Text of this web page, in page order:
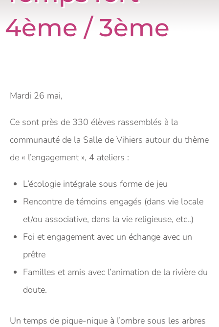
4ème / 3ème
Mardi 26 mai,
Ce sont près de 330 élèves rassemblés à la
communauté de la Salle de Vihiers autour du thème
de « l’engagement », 4 ateliers :
L’écologie intégrale sous forme de jeu
Rencontre de témoins engagés (dans vie locale
et/ou associative, dans la vie religieuse, etc..)
Foi et engagement avec un échange avec un
prêtre
Familles et amis avec l’animation de la rivière du
doute.
Un temps de pique-nique à l’ombre sous les arbres